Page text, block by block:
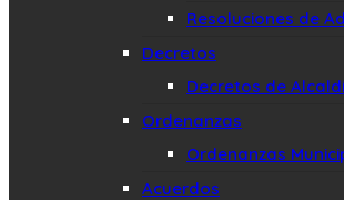
Resoluciones de
Decretos
Decretos de
Ordenanzas
Ordenanzas
Acuerdos